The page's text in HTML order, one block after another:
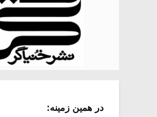
در همین زمینه: